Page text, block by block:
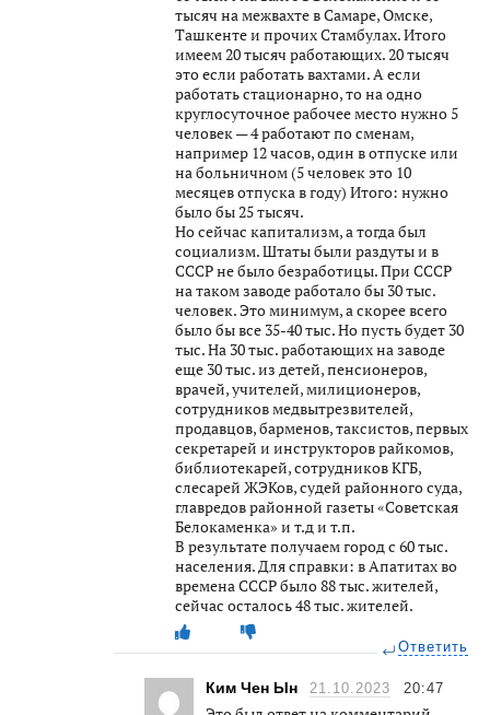
тысяч на межвахте в Самаре, Омске,
Ташкенте и прочих Стамбулах. Итого
имеем 20 тысяч работающих. 20 тысяч
это если работать вахтами. А если
работать стационарно, то на одно
круглосуточное рабочее место нужно 5
человек — 4 работают по сменам,
например 12 часов, один в отпуске или
на больничном (5 человек это 10
месяцев отпуска в году) Итого: нужно
было бы 25 тысяч.
Но сейчас капитализм, а тогда был
социализм. Штаты были раздуты и в
СССР не было безработицы. При СССР
на таком заводе работало бы 30 тыс.
человек. Это минимум, а скорее всего
было бы все 35-40 тыс. Но пусть будет 30
тыс. На 30 тыс. работающих на заводе
еще 30 тыс. из детей, пенсионеров,
врачей, учителей, милиционеров,
сотрудников медвытрезвителей,
продавцов, барменов, таксистов, первых
секретарей и инструкторов райкомов,
библиотекарей, сотрудников КГБ,
слесарей ЖЭКов, судей районного суда,
главредов районной газеты «Советская
Белокаменка» и т.д и т.п.
В результате получаем город с 60 тыс.
населения. Для справки: в Апатитах во
времена СССР было 88 тыс. жителей,
сейчас осталось 48 тыс. жителей.
Ответить
Ким Чен Ын 21.10.2023 20:47